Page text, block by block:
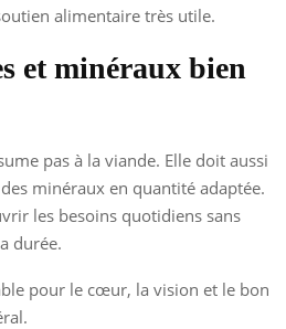
alimentaire très utile.
et minéraux bien
pas à la viande. Elle doit aussi
minéraux en quantité adaptée.
les besoins quotidiens sans
durée.
pour le cœur, la vision et le bon